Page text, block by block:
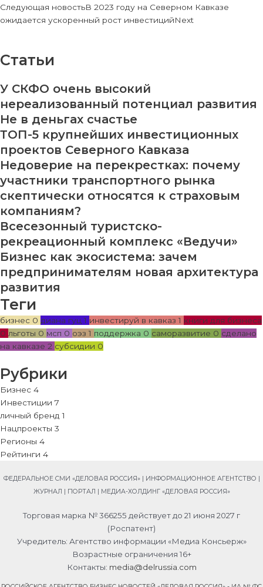
Следующая новостьВ 2023 году на Северном Кавказе
ожидается ускоренный рост инвестицийNext
Статьи
У СКФО очень высокий
нереализованный потенциал развития
Не в деньгах счастье
ТОП-5 крупнейших инвестиционных
проектов Северного Кавказа
Недоверие на перекрестках: почему
участники транспортного рынка
скептически относятся к страховым
компаниям?
Всесезонный туристско-
рекреационный комплекс «Ведучи»
Бизнес как экосистема: зачем
предпринимателям новая архитектура
развития
Теги
бизнес 0 диана гуц 1 инвестируй в кавказ 1 книги для бизнеса
0 льготы 0 мсп 0 оэз 1 поддержка 0 саморазвитие 0 сделано
на кавказе 2 субсидии 0
Рубрики
Бизнес 4
Инвестиции 7
личный бренд 1
Нацпроекты 3
Регионы 4
Рейтинги 4
ФЕДЕРАЛЬНОЕ СМИ «ДЕЛОВАЯ РОССИЯ» | ИНФОРМАЦИОННОЕ АГЕНТСТВО |
ЖУРНАЛ | ПОРТАЛ | МЕДИА-ХОЛДИНГ «ДЕЛОВАЯ РОССИЯ»
Торговая марка № 366255 действует до 21 июня 2027 г
(Роспатент)
Учредитель: Агентство информации «Медиа Консьерж»
Возрастные ограничения 16+
Контакты: media@delrussia.com